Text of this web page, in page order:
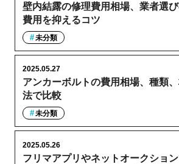
壁内結露の修理費用相場、業者選
費用を抑えるコツ
未分類
アンカーボルトの費用相場、種類
法で比較
2025.05.27
未分類
フリマアプリやネットオークショ
2025.05.26